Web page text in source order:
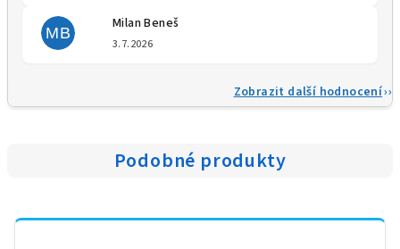
MB
Milan Beneš
3.7.2026
Zobrazit další hodnocení
Podobné produkty